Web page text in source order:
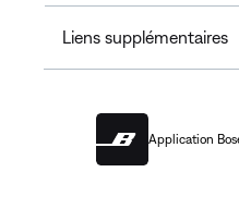
Liens supplémentaires
Application